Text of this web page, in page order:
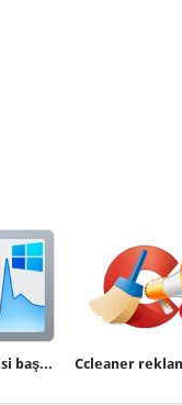
Görev yöneticisi başlangıç sayfasını belirleyin